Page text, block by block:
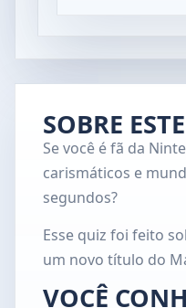
SOBRE
Se você é fã da
carismáticos e
segundos?
Esse quiz foi feito
um novo título do
VOCÊ